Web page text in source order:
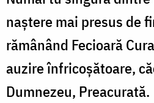
naştere mai presus de
rămânând Fecioară
auzire înfricoşătoare,
Dumnezeu, Preacurată.